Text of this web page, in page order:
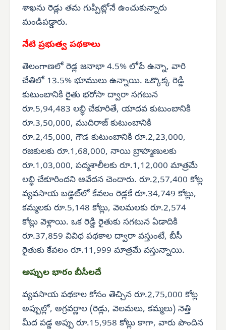
శాఖను రెడ్లు తమ గుప్పిట్లోనే ఉంచుకున్నారు
మండిపడ్డారు.
నేటి ప్రభుత్వ పథకాలు
తెలంగాణలో రెడ్ల జనాభా 4.5% లోపే ఉన్నా, వారి
చేతిలో 13.5% భూములు ఉన్నాయి. ఒక్కొక్క రెడ్డి
కుటుంబానికి రైతు భరోసా ద్వారా సగటున
రూ.5,94,483 లబ్ధి చేకూరితే, యాదవ కుటుంబానికి
రూ.3,50,000, ముదిరాజ్ కుటుంబానికి
రూ.2,45,000, గౌడ కుటుంబానికి రూ.2,23,000,
రజకులకు రూ.1,68,000, నాయి బ్రాహ్మణులకు
రూ.1,03,000, పద్మశాలీలకు రూ.1,12,000 మాత్రమే
లబ్ధి చేకూరిందని ఆవేదన చెందారు. రూ.2,57,400 కోట్ల
వ్యవసాయ బడ్జెట్‌లో కేవలం రెడ్లకే రూ.34,749 కోట్లు,
కమ్మలకు రూ.5,148 కోట్లు, వెలమలకు రూ.2,574
కోట్లు వెళ్లాయి. ఒక రెడ్డి రైతుకు సగటున ఏడాదికి
రూ.37,859 వివిధ పథకాల ద్వారా వస్తుంటే, బీసీ
రైతుకు కేవలం రూ.11,999 మాత్రమే వస్తున్నాయి.
అప్పుల భారం బీసీలదే
వ్యవసాయ పథకాల కోసం తెచ్చిన రూ.2,75,000 కోట్ల
అప్పుల్లో, అగ్రవర్ణాల (రెడ్లు, వెలమలు, కమ్మలు) నెత్తి
మీద పడ్డ అప్పు రూ.15,958 కోట్లు కాగా, వారు పొందిన